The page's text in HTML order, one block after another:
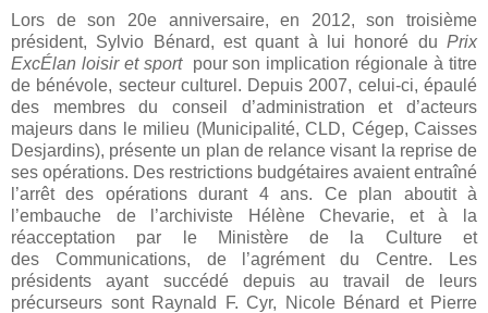
Lors de son 20e anniversaire, en 2012, son troisième
président, Sylvio Bénard, est quant à lui honoré du Prix
ExcÉlan loisir et sport pour son implication régionale à titre
de bénévole, secteur culturel. Depuis 2007, celui-ci, épaulé
des membres du conseil d’administration et d’acteurs
majeurs dans le milieu (Municipalité, CLD, Cégep, Caisses
Desjardins), présente un plan de relance visant la reprise de
ses opérations. Des restrictions budgétaires avaient entraîné
l’arrêt des opérations durant 4 ans.
Ce plan aboutit à
l’embauche de l’archiviste Hélène Chevarie, et à la
réacceptation par le Ministère de la Culture et
des Communications, de l’agrément du Centre. Les
présidents ayant succédé depuis au travail de leurs
précurseurs sont Raynald F. Cyr, Nicole Bénard et Pierre